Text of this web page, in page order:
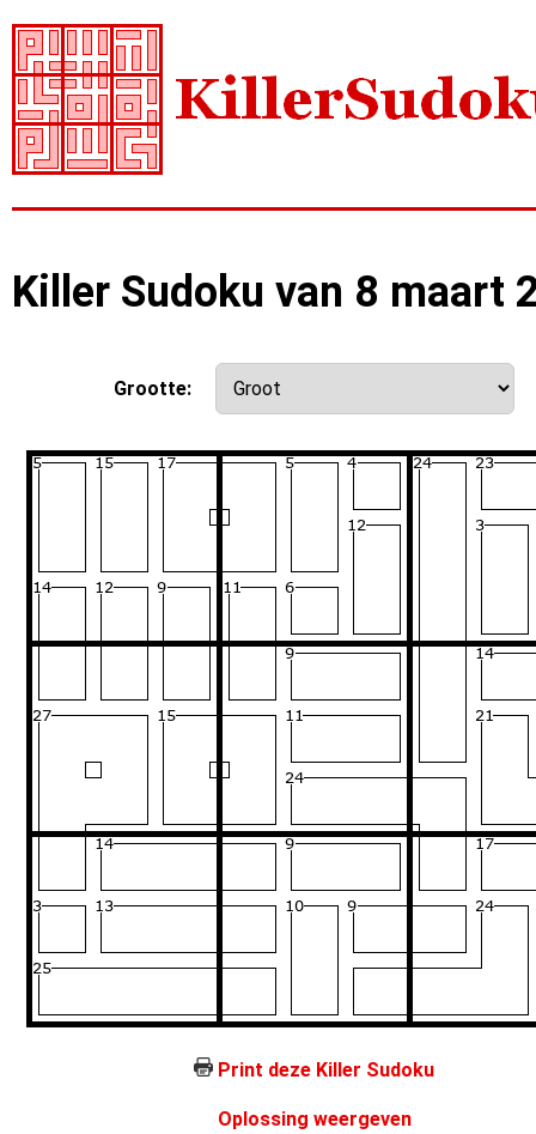
Killer Sudoku van 8 maart
Grootte:
Print deze Killer Sudoku
Oplossing weergeven